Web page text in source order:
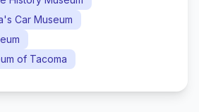
Car Museum
of Tacoma